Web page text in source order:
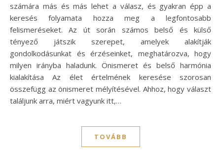
számára más és más lehet a válasz, és gyakran épp a
keresés folyamata hozza meg a legfontosabb
felismeréseket. Az út során számos belső és külső
tényező játszik szerepet, amelyek alakítják
gondolkodásunkat és érzéseinket, meghatározva, hogy
milyen irányba haladunk. Önismeret és belső harmónia
kialakítása Az élet értelmének keresése szorosan
összefügg az önismeret mélyítésével. Ahhoz, hogy választ
találjunk arra, miért vagyunk itt,…
TOVÁBB